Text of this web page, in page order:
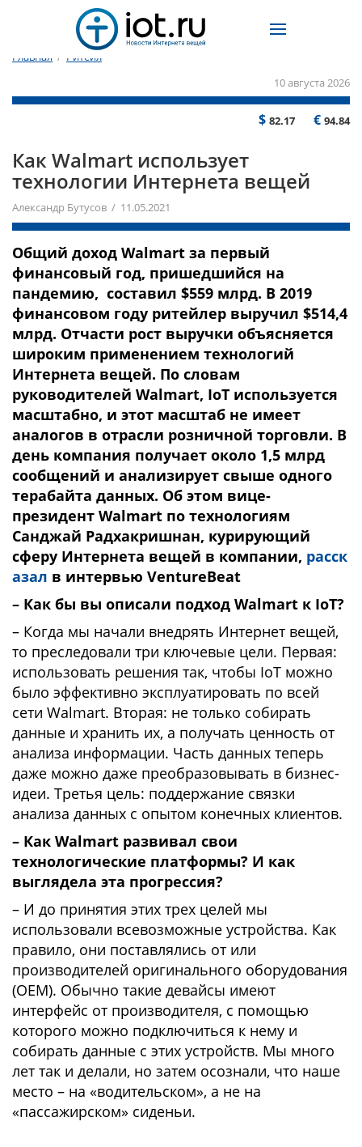
Главная / Ритейл
10 августа 2026
$ 82.17 € 94.84
Как Walmart использует
технологии Интернета вещей
Александр Бутусов / 11.05.2021
Общий доход Walmart за первый
финансовый год, пришедшийся на
пандемию, составил $559 млрд. В 2019
финансовом году ритейлер выручил $514,4
млрд. Отчасти рост выручки объясняется
широким применением технологий
Интернета вещей. По словам
руководителей Walmart, IoT используется
масштабно, и этот масштаб не имеет
аналогов в отрасли розничной торговли. В
день компания получает около 1,5 млрд
сообщений и анализирует свыше одного
терабайта данных. Об этом вице-
президент Walmart по технологиям
Санджай Радхакришнан, курирующий
сферу Интернета вещей в компании, расск
азал в интервью VentureBeat
– Как бы вы описали подход Walmart к IoT?
– Когда мы начали внедрять Интернет вещей,
то преследовали три ключевые цели. Первая:
использовать решения так, чтобы IoT можно
было эффективно эксплуатировать по всей
сети Walmart. Вторая: не только собирать
данные и хранить их, а получать ценность от
анализа информации. Часть данных теперь
даже можно даже преобразовывать в бизнес-
идеи. Третья цель: поддержание связки
анализа данных с опытом конечных клиентов.
– Как Walmart развивал свои
технологические платформы? И как
выглядела эта прогрессия?
– И до принятия этих трех целей мы
использовали всевозможные устройства. Как
правило, они поставлялись от или
производителей оригинального оборудования
(OEM). Обычно такие девайсы имеют
интерфейс от производителя, с помощью
которого можно подключиться к нему и
собирать данные с этих устройств. Мы много
лет так и делали, но затем осознали, что наше
место – на «водительском», а не на
«пассажирском» сиденьи.